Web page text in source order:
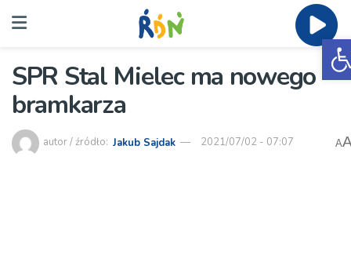
SPR Stal Mielec ma nowego
bramkarza
autor / źródło: Jakub Sajdak 2021/07/02 - 07:07 A